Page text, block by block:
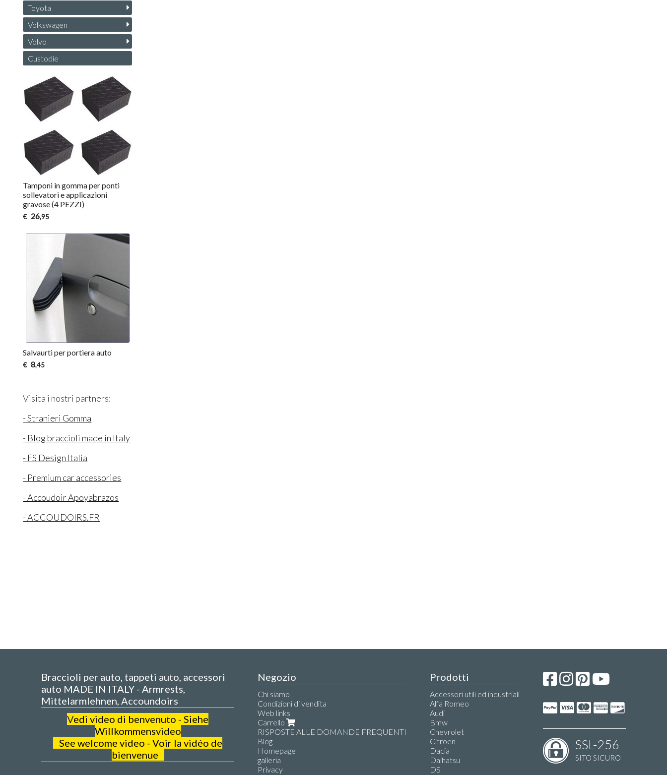
Toyota
Volkswagen
Volvo
Custodie
Tamponi in gomma per ponti
sollevatori e applicazioni
gravose (4 PEZZI)
€ 26,95
Salvaurti per portiera auto
€ 8,45
Visita i nostri partners:
- Stranieri Gomma
- Blog braccioli made in Italy
- FS Design Italia
- Premium car accessories
- Accoudoir Apoyabrazos
- ACCOUDOIRS.FR
Braccioli per auto, tappeti auto, accessori
auto MADE IN ITALY - Armrests,
Mittelarmlehnen, Accoundoirs
Vedi video di benvenuto - Siehe
Willkommensvideo
See welcome video - Voir la vidéo de
bienvenue
Negozio
Chi siamo
Condizioni di vendita
Web links
Carrello
RISPOSTE ALLE DOMANDE FREQUENTI
Blog
Homepage
galleria
Privacy
Prodotti
Accessori utili ed industriali
Alfa Romeo
Audi
Bmw
Chevrolet
Citroen
Dacia
Daihatsu
DS
SSL-256
SITO SICURO